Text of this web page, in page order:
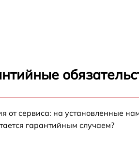
сенсора Korting HG 6115 CTRC
от сервиса: на установленные
гарантийным случаем?